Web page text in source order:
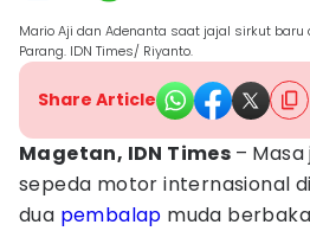
Mario Aji dan Adenanta saat jajal sirkut baru
Parang. IDN Times/ Riyanto.
Share Article
Magetan, IDN Times –
sepeda motor internasional
dua pembalap muda